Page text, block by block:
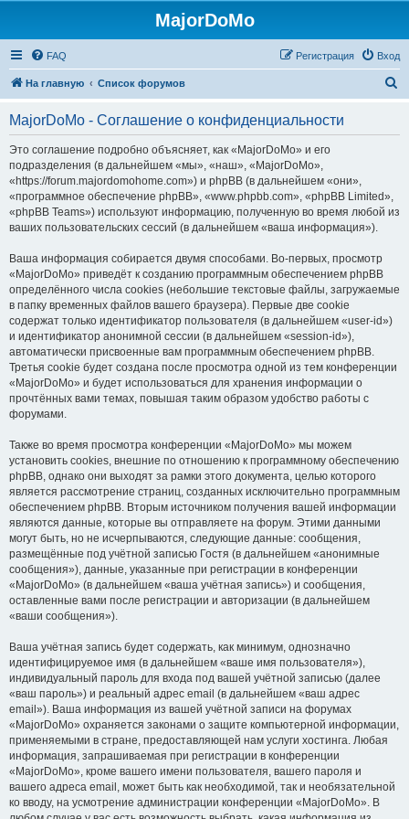
MajorDoMo
FAQ Вход
Регистрация
На главную Список форумов
MajorDoMo - Соглашение о конфиденциальности
Это соглашение подробно объясняет, как «MajorDoMo» и его
подразделения (в дальнейшем «мы», «наш», «MajorDoMo»,
«https://forum.majordomohome.com») и phpBB (в дальнейшем «они»,
«программное обеспечение phpBB», «www.phpbb.com», «phpBB Limited»,
«phpBB Teams») используют информацию, полученную во время любой из
ваших пользовательских сессий (в дальнейшем «ваша информация»).
Ваша информация собирается двумя способами. Во-первых, просмотр
«MajorDoMo» приведёт к созданию программным обеспечением phpBB
определённого числа cookies (небольшие текстовые файлы, загружаемые
в папку временных файлов вашего браузера). Первые две cookie
содержат только идентификатор пользователя (в дальнейшем «user-id»)
и идентификатор анонимной сессии (в дальнейшем «session-id»),
автоматически присвоенные вам программным обеспечением phpBB.
Третья cookie будет создана после просмотра одной из тем конференции
«MajorDoMo» и будет использоваться для хранения информации о
прочтённых вами темах, повышая таким образом удобство работы с
форумами.
Также во время просмотра конференции «MajorDoMo» мы можем
установить cookies, внешние по отношению к программному обеспечению
phpBB, однако они выходят за рамки этого документа, целью которого
является рассмотрение страниц, созданных исключительно программным
обеспечением phpBB. Вторым источником получения вашей информации
являются данные, которые вы отправляете на форум. Этими данными
могут быть, но не исчерпываются, следующие данные: сообщения,
размещённые под учётной записью Гостя (в дальнейшем «анонимные
сообщения»), данные, указанные при регистрации в конференции
«MajorDoMo» (в дальнейшем «ваша учётная запись») и сообщения,
оставленные вами после регистрации и авторизации (в дальнейшем
«ваши сообщения»).
Ваша учётная запись будет содержать, как минимум, однозначно
идентифицируемое имя (в дальнейшем «ваше имя пользователя»),
индивидуальный пароль для входа под вашей учётной записью (далее
«ваш пароль») и реальный адрес email (в дальнейшем «ваш адрес
email»). Ваша информация из вашей учётной записи на форумах
«MajorDoMo» охраняется законами о защите компьютерной информации,
применяемыми в стране, предоставляющей нам услуги хостинга. Любая
информация, запрашиваемая при регистрации в конференции
«MajorDoMo», кроме вашего имени пользователя, вашего пароля и
вашего адреса email, может быть как необходимой, так и необязательной
ко вводу, на усмотрение администрации конференции «MajorDoMo». В